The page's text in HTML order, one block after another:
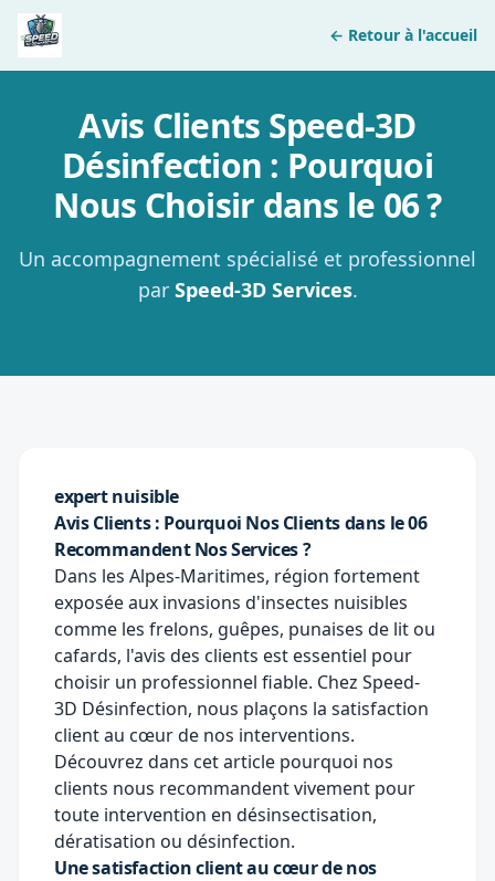
← Retour à l'accueil
Avis Clients Speed-3D
Désinfection : Pourquoi
Nous Choisir dans le 06 ?
Un accompagnement spécialisé et professionnel
par Speed-3D Services.
expert nuisible
Avis Clients : Pourquoi Nos Clients dans le 06
Recommandent Nos Services ?
Dans les Alpes-Maritimes, région fortement
exposée aux invasions d'insectes nuisibles
comme les frelons, guêpes, punaises de lit ou
cafards, l'avis des clients est essentiel pour
choisir un professionnel fiable. Chez Speed-
3D Désinfection, nous plaçons la satisfaction
client au cœur de nos interventions.
Découvrez dans cet article pourquoi nos
clients nous recommandent vivement pour
toute intervention en désinsectisation,
dératisation ou désinfection.
Une satisfaction client au cœur de nos